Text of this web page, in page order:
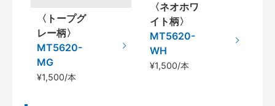
〈トープグ
レー柄〉
MT5620-
MG
¥1,500/本
〈ネオホワ
イト柄〉
MT5620-
WH
¥1,500/本